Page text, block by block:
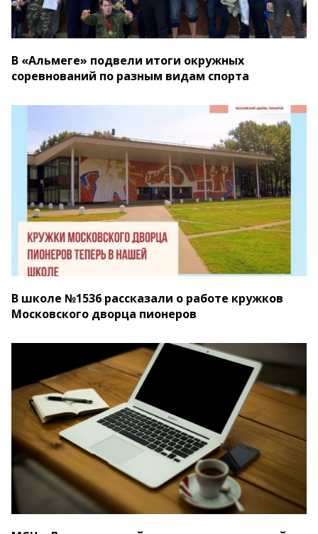
В «Альмеге» подвели итоги окружных
соревнований по разным видам спорта
В школе №1536 рассказали о работе кружков
Московского дворца пионеров